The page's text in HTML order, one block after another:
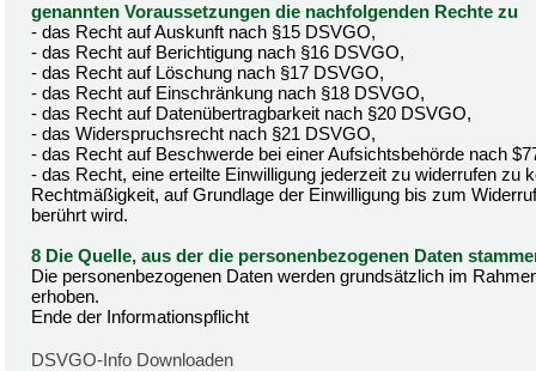
genannten Voraussetzungen die nachfolgenden Rechte zu
- das Recht auf Auskunft nach §15 DSVGO,
- das Recht auf Berichtigung nach §16 DSVGO,
- das Recht auf Löschung nach §17 DSVGO,
- das Recht auf Einschränkung nach §18 DSVGO,
- das Recht auf Datenübertragbarkeit nach §20 DSVGO,
- das Widerspruchsrecht nach §21 DSVGO,
- das Recht auf Beschwerde bei einer Aufsichtsbehörde nach
- das Recht, eine erteilte Einwilligung jederzeit zu widerrufen zu
Rechtmäßigkeit, auf Grundlage der Einwilligung bis zum
berührt wird.
8 Die Quelle, aus der die personenbezogenen Daten
Die personenbezogenen Daten werden grundsätzlich im
erhoben.
Ende der Informationspflicht
DSVGO-Info Downloaden